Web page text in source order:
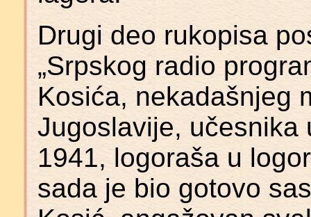
Drugi deo rukopisa
„Srpskog radio
Kosića, nekadašnjeg
Jugoslavije, učesnika
1941, logoraša u
sada je bio gotovo